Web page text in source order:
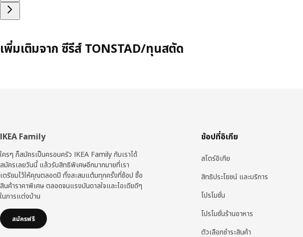
เพิ่มเติมจาก ซีรีส์ TONSTAD/ทุนสตัด
ส่วน
ท้าย
IKEA Family
ใครๆ ก็สมัครเป็นครอบครัว IKEA Family กับเราได้
สมัครเลยวันนี้ แล้วรับสิทธิพิเศษอีกมากมายที่เรา
เตรียมไว้ให้คุณตลอดปี ทั้งสะสมแต้มทุกครั้งที่ช้อป ซื้อ
สินค้าราคาพิเศษ ตลอดจนแรงบันดาลใจและไอเดียดีๆ
ในการแต่งบ้าน
สมัครฟรี
ช้อปที่อิเกีย
สโตร์อิเกีย
สิทธิประโยชน์ และบริการ
โปรโมชั่น
โปรโมชั่นร้านอาหาร
ตัวเลือกชำระสินค้า